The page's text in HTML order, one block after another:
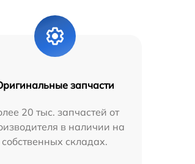
запчасти
20 тыс. запчастей от
в наличии на
собственных складах.